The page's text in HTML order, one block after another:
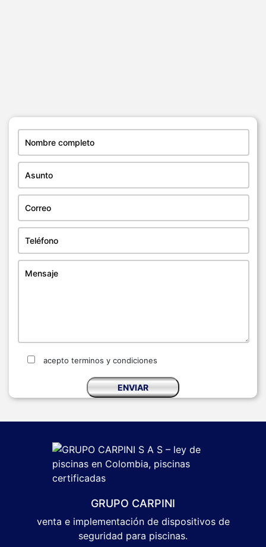
acepto terminos y condiciones
GRUPO CARPINI
venta e implementación de dispositivos de
seguridad para piscinas.